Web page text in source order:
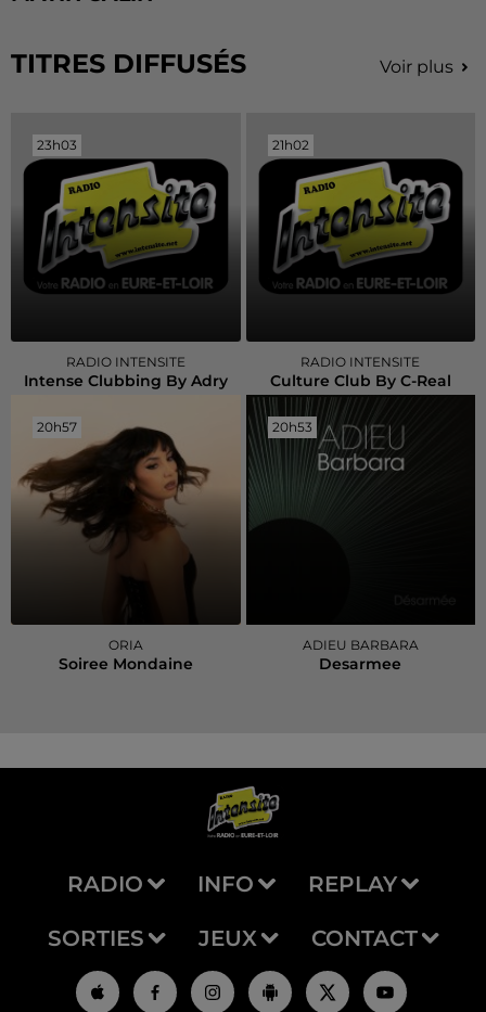
TITRES DIFFUSÉS Voir plus
23h03
23h03
RADIO INTENSITE
Intense Clubbing By Adry
21h02
21h02
RADIO INTENSITE
Culture Club By C-Real
20h57
20h57
ORIA
Soiree Mondaine
20h53
20h53
ADIEU BARBARA
Desarmee
RADIO INFO REPLAY
SORTIES JEUX CONTACT